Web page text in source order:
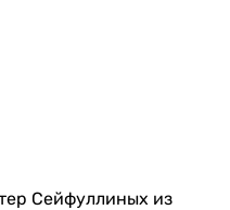
Сейфуллиных из